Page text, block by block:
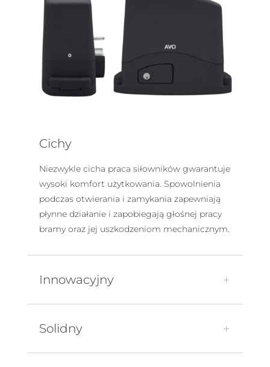
Cichy
Niezwykle cicha praca siłowników gwarantuje
wysoki komfort użytkowania. Spowolnienia
podczas otwierania i zamykania zapewniają
płynne działanie i zapobiegają głośnej pracy
bramy oraz jej uszkodzeniom mechanicznym.
Innowacyjny
Solidny